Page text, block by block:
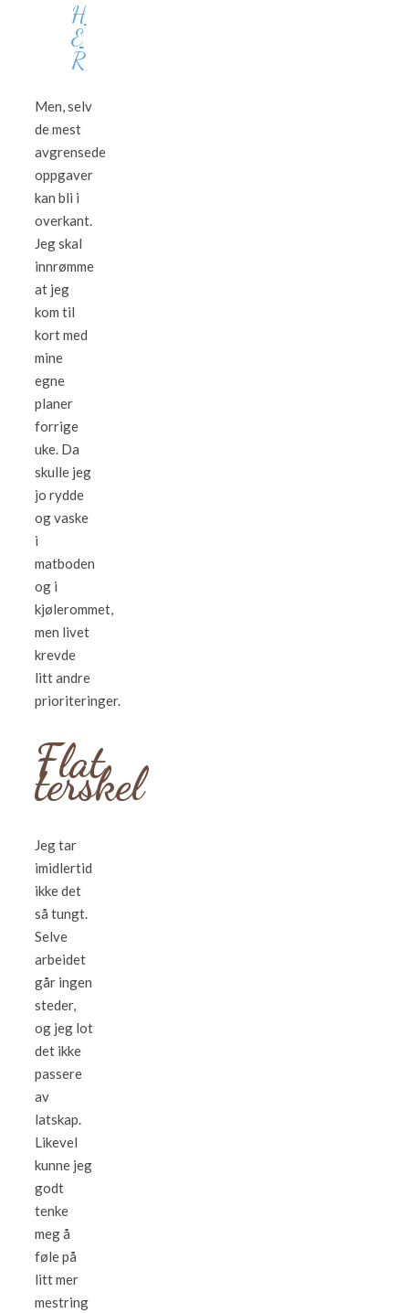
H
E
R
Men, selv
de mest
avgrensede
oppgaver
kan bli i
overkant.
Jeg skal
innrømme
at jeg
kom til
kort med
mine
egne
planer
forrige
uke. Da
skulle jeg
jo rydde
og vaske
i
matboden
og i
kjølerommet,
men livet
krevde
litt andre
prioriteringer.
Flat
terskel
Jeg tar
imidlertid
ikke det
så tungt.
Selve
arbeidet
går ingen
steder,
og jeg lot
det ikke
passere
av
latskap.
Likevel
kunne jeg
godt
tenke
meg å
føle på
litt mer
mestring